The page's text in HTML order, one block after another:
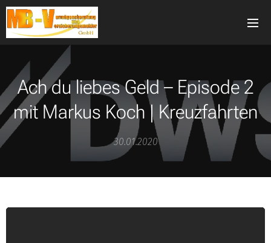
Ach du liebes Geld – Episode 2
mit Markus Koch | Kreuzfahrten
30.01.2020